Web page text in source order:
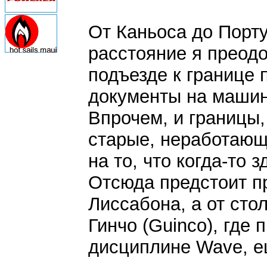
От Каньоса до
расстояние я
подъезде к границе
документы на
Впрочем, и
старые,
на то, что когда-то
Отсюда предстоит
Лиссабона, а от
Гинчо (Guinco), где
дисциплине Wave,